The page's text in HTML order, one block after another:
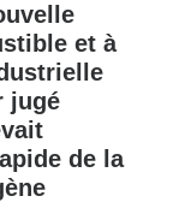
et à
jugé
de la